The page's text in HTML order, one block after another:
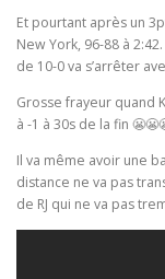
Et pourtant après un
New York, 96-88 à
de 10-0 va s’arrêter
Grosse frayeur quand
à -1 à 30s de la fin
Il va même avoir une
distance ne va pas
de RJ qui ne va pas